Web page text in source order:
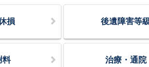
損 後遺障害等級
料 治療・通院